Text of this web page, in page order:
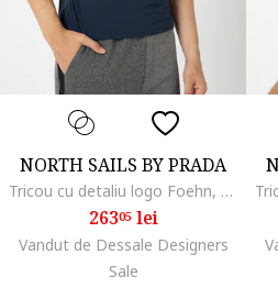
NORTH SAILS BY PRADA
Tricou cu detaliu logo Foehn, Bleumarin
26305lei
Vandut de Dessale Designers
Sale